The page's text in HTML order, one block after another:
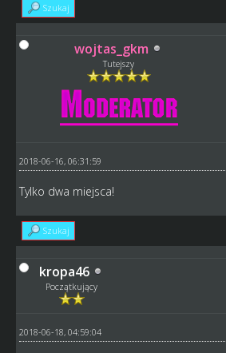
Szukaj
wojtas_gkm
Tutejszy
2018-06-16, 06:31:59
Tylko dwa miejsca!
Szukaj
kropa46
Początkujący
2018-06-18, 04:59:04